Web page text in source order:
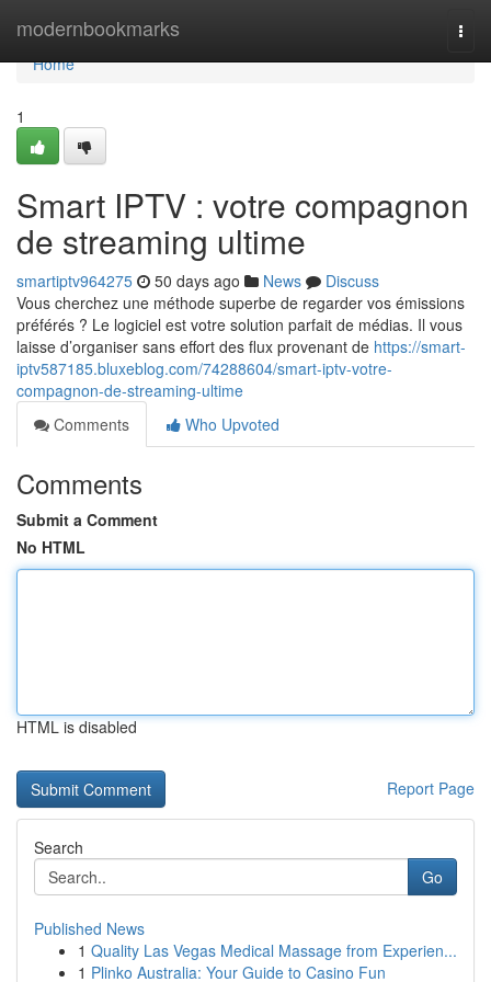
modernbookmarks
Home
Home
1
Smart IPTV : votre compagnon
de streaming ultime
smartiptv964275 50 days ago News
Discuss
Vous cherchez une méthode superbe de regarder vos émissions
préférés ? Le logiciel est votre solution parfait de médias. Il vous
laisse d’organiser sans effort des flux provenant de https://smart-
iptv587185.bluxeblog.com/74288604/smart-iptv-votre-
compagnon-de-streaming-ultime
Comments
Who Upvoted
Comments
Submit a Comment
No HTML
HTML is disabled
Report Page
Search
Go
Published News
1 Quality Las Vegas Medical Massage from Experien...
1 Plinko Australia: Your Guide to Casino Fun